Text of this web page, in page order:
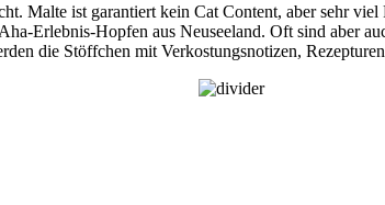
Malte ist garantiert kein Cat Content, aber sehr
Erlebnis-Hopfen aus Neuseeland. Oft sind aber
die Stöffchen mit Verkostungsnotizen,